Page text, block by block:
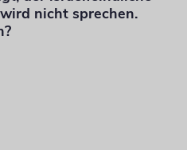
nicht sprechen.